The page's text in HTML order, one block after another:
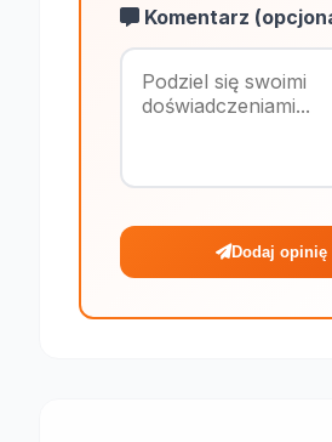
Komentarz
Dodaj opinię